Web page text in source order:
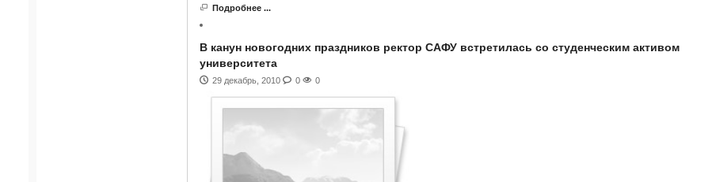
Подробнее ...
В канун новогодних праздников ректор САФУ встретилась со студенческим активом
университета
29 декабрь, 2010 0 0